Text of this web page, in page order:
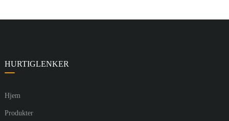
HURTIGLENKER
Hjem
Produkter